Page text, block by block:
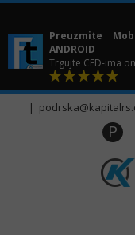
Skip
content
Preuzmite
ANDROID
Trgujte CFD-ima
|
P